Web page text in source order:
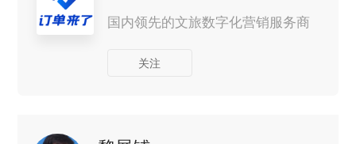
国内领先的文旅数字化营销服务商
关注